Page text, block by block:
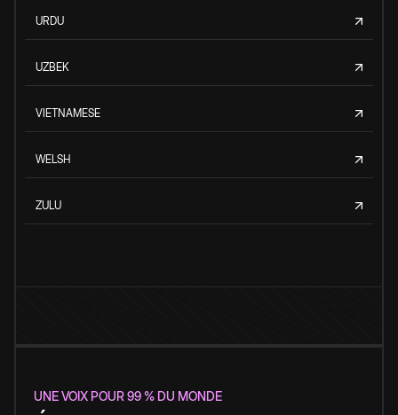
URDU
UZBEK
VIETNAMESE
WELSH
ZULU
UNE VOIX POUR 99 % DU MONDE